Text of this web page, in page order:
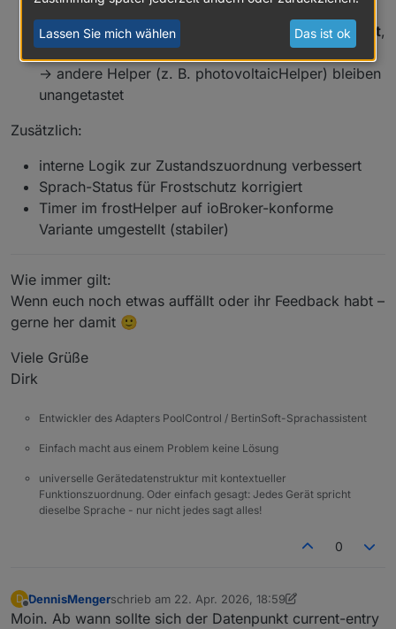
Wenn kein Frost mehr vorliegt:
→ die Pumpe wirdnur dann wieder ausgeschaltet,
wenn der frostHelper sie zuvor selbst aktiviert hat
→ andere Helper (z. B. photovoltaicHelper) bleiben
unangetastet
Zusätzlich:
interne Logik zur Zustandszuordnung verbessert
Sprach-Status für Frostschutz korrigiert
Timer im frostHelper auf ioBroker-konforme
Variante umgestellt (stabiler)
Wie immer gilt:
Wenn euch noch etwas auffällt oder ihr Feedback habt –
gerne her damit 🙂
Viele Grüße
Dirk
Entwickler des Adapters PoolControl / BertinSoft-Sprachassistent
Einfach macht aus einem Problem keine Lösung
universelle Gerätedatenstruktur mit kontextueller
Funktionszuordnung. Oder einfach gesagt: Jedes Gerät spricht
dieselbe Sprache - nur nicht jedes sagt alles!
0
D
Offline
DennisMengerschrieb am 22. Apr. 2026, 18:59
zuletzt editiert von DennisMenger
Moin. Ab wann sollte sich der Datenpunkt current-entry
Lassen Sie mich wählen Das ist ok